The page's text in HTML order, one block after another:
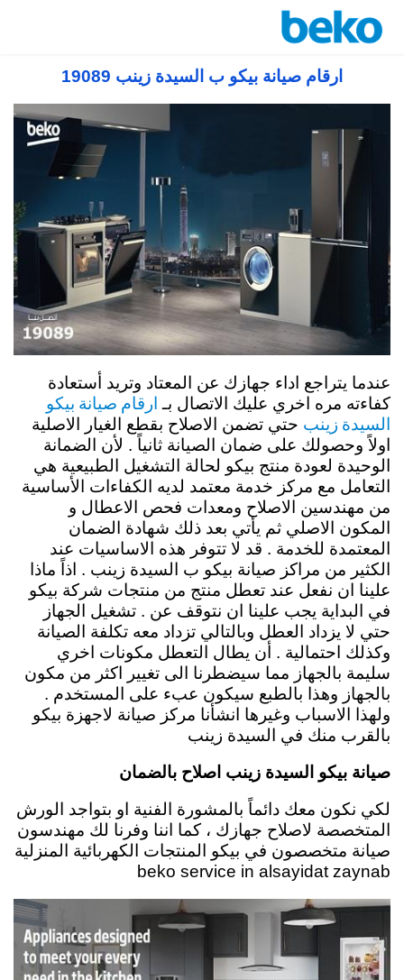
ارقام صيانة بيكو ب السيدة زينب 19089
عندما يتراجع اداء جهازك عن المعتاد وتريد أستعادة
كفاءته مره اخري عليك الاتصال بـ ارقام صيانة بيكو
السيدة زينب حتي تضمن الاصلاح بقطع الغيار الاصلية
اولاً وحصولك على ضمان الصيانة ثانياً . لأن الضمانة
الوحيدة لعودة منتج بيكو لحالة التشغيل الطبيعية هي
التعامل مع مركز خدمة معتمد لديه الكفاءات الأساسية
من مهندسين الاصلاح ومعدات فحص الاعطال و
المكون الاصلي ثم يأتي بعد ذلك شهادة الضمان
المعتمدة للخدمة . قد لا تتوفر هذه الاساسيات عند
الكثير من مراكز صيانة بيكو ب السيدة زينب . اذاً ماذا
علينا ان نفعل عند تعطل منتج من منتجات شركة بيكو
في البداية يجب علينا ان نتوقف عن . تشغيل الجهاز
حتي لا يزداد العطل وبالتالي تزداد معه تكلفة الصيانة
وكذلك احتمالية . أن يطال التعطل مكونات اخري
سليمة بالجهاز مما سيضطرنا الى تغيير اكثر من مكون
بالجهاز وهذا بالطبع سيكون عبء على المستخدم .
ولهذا الاسباب وغيرها انشأنا مركز صيانة لاجهزة بيكو
بالقرب منك في السيدة زينب
صيانة بيكو السيدة زينب اصلاح بالضمان
لكي نكون معك دائماً بالمشورة الفنية او بتواجد الورش
المتخصصة لاصلاح جهازك ، كما اننا وفرنا لك مهندسون
صيانة متخصصون في بيكو المنتجات الكهربائية المنزلية
beko service in alsayidat zaynab
توكيل معتمد